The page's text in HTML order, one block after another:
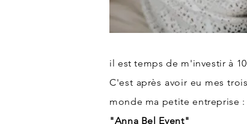
il est temps de m'investir à
C'est après avoir eu mes
monde ma petite entreprise :
"Anna Bel Event"